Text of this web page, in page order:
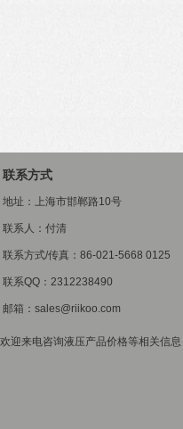
联系方式
地址：上海市邯郸路10号
联系人：付清
联系方式/传真：86-021-5668 0125
联系QQ：2312238490
邮箱：sales@riikoo.com
迎来电咨询液压产品价格等相关信息